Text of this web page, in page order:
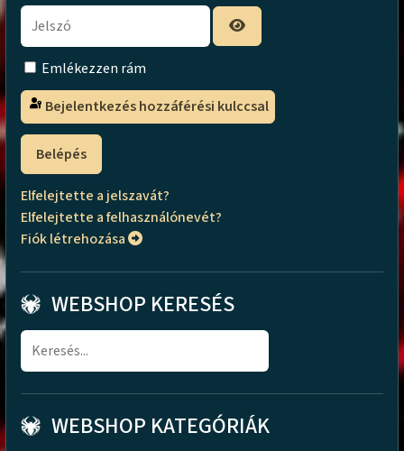
Emlékezzen rám
Bejelentkezés hozzáférési kulccsal
Belépés
Elfelejtette a jelszavát?
Elfelejtette a felhasználónevét?
Fiók létrehozása
WEBSHOP KERESÉS
WEBSHOP KATEGÓRIÁK